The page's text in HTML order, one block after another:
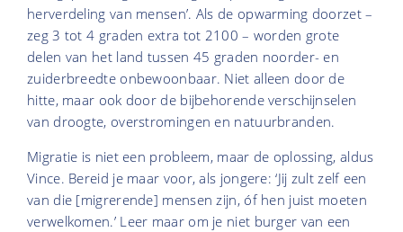
herverdeling van mensen’. Als de opwarming doorzet –
zeg 3 tot 4 graden extra tot 2100 – worden grote
delen van het land tussen 45 graden noorder- en
zuiderbreedte onbewoonbaar. Niet alleen door de
hitte, maar ook door de bijbehorende verschijnselen
van droogte, overstromingen en natuurbranden.
Migratie is niet een probleem, maar de oplossing, aldus
Vince. Bereid je maar voor, als jongere: ‘Jij zult zelf een
van die [migrerende] mensen zijn, óf hen juist moeten
verwelkomen.’ Leer maar om je niet burger van een